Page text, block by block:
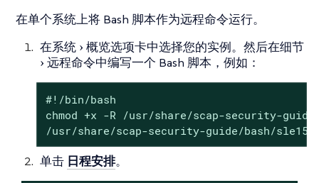
在单个系统上将 Bash 脚本作为远程命令运行。
在系统 概览选项卡中选择您的实例。然后在细节
远程命令中编写一个 Bash 脚本，例如：
#!/bin/bash
chmod +x -R /usr/share/scap-security-
/usr/share/scap-security-guide/bash/
单击 日程安排。